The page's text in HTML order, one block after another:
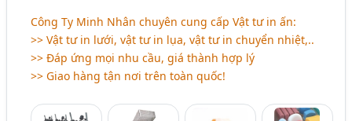
Công Ty Minh Nhân chuyên cung cấp Vật tư in ấn:
>> Vật tư in lưới, vật tư in lụa, vật tư in chuyển nhiệt,..
>> Đáp ứng mọi nhu cầu, giá thành hợp lý
>> Giao hàng tận nơi trên toàn quốc!